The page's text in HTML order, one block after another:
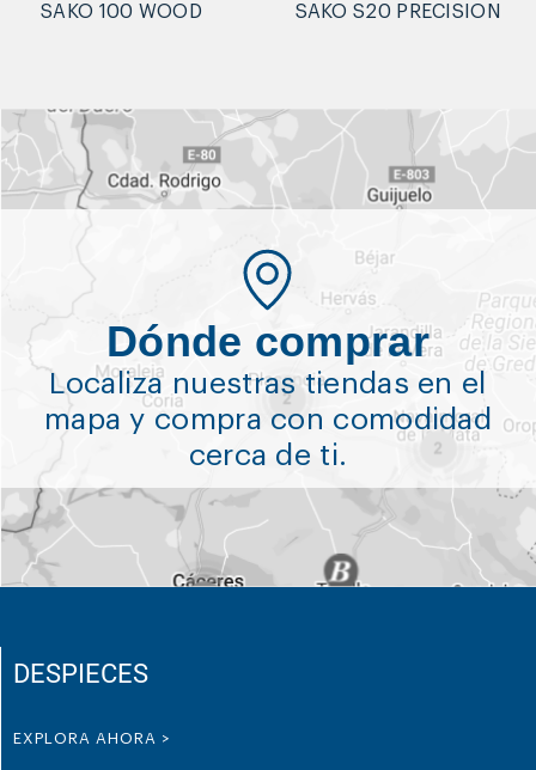
SAKO 100 WOOD SAKO S20 PRECISION
Dónde comprar
Localiza nuestras tiendas en el
mapa y compra con comodidad
cerca de ti.
DESPIECES
EXPLORA AHORA >